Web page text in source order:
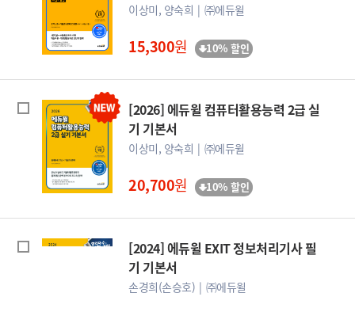
이상미, 양숙희 ㈜에듀윌
15,300원 10% 할인
[2026] 에듀윌 컴퓨터활용능력 2급 실
기 기본서
이상미, 양숙희 ㈜에듀윌
20,700원 10% 할인
[2024] 에듀윌 EXIT 정보처리기사 필
기 기본서
손경희(손승호) ㈜에듀윌